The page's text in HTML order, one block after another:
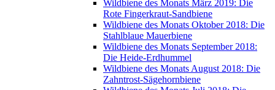
Wildbiene des Monats März 2019: Die
Rote Fingerkraut-Sandbiene
Wildbiene des Monats Oktober 2018: Die
Stahlblaue Mauerbiene
Wildbiene des Monats September 2018:
Die Heide-Erdhummel
Wildbiene des Monats August 2018: Die
Zahntrost-Sägehornbiene